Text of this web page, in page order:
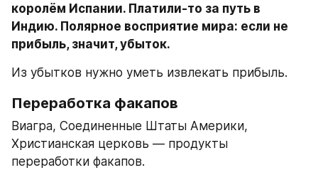
королём Испании. Платили-то за путь в
Индию. Полярное восприятие мира: если не
прибыль, значит, убыток.
Из убытков нужно уметь извлекать прибыль.
Переработка факапов
Виагра, Соединенные Штаты Америки,
Христианская церковь — продукты
переработки факапов.